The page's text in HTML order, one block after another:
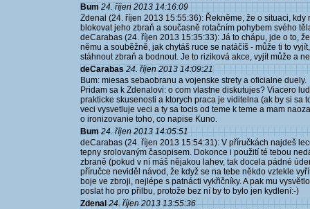
Bum 24. říjen 2013 14:16:09
Zdenal (24. říjen 2013 15:55:36): Řekněme, že o situaci,
blokovat jeho zbraň a současně rotačním pohybem svého
deCarabas (24. říjen 2013 15:35:33): Já to chápu, jde o to,
němu a souběžně, jak chytáš ruce se natáčíš - může ti to
stáhnout zbraň a bodnout. Je to riziková akce, vyjít může a
deCarabas 24. říjen 2013 14:09:21
Bum: miesas sebaobranu a vojenske strety a oficialne duely.
Pridam sa k Zdenalovi: o com vlastne diskutujes? Viacero
prakticke skusenosti a ktorych praca je viditelna (ak by si sa
veci vysvetluje veci a ty sa tocis od teme k teme a mam
o ironizovanie toho, co napise Kuno.
Bum 24. říjen 2013 14:05:51
deCarabas (24. říjen 2013 15:54:31): V příručkách najdeš
tepny srolovaným časopisem. Dokonce i použití té tebou
zbraně (pokud v ní máš nějakou lahev, tak docela pádné
příručce neviděl návod, že když se na tebe někdo vztekle
boje ve zbroji, nejlépe s patnácti vykřičníky. A pak mu
poslat ho pro přilbu, protože bez ní by to bylo jen kydlení:-)
Zdenal 24. říjen 2013 13:55:36